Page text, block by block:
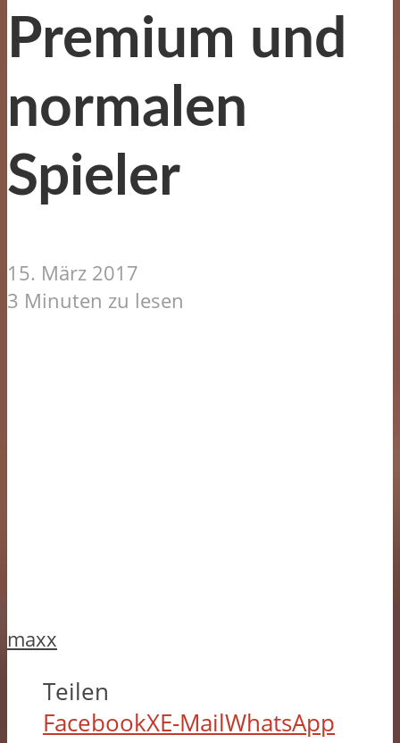
Premium und
normalen
Spieler
15. März 2017
3 Minuten zu lesen
maxx
Teilen
FacebookXE-MailWhatsApp